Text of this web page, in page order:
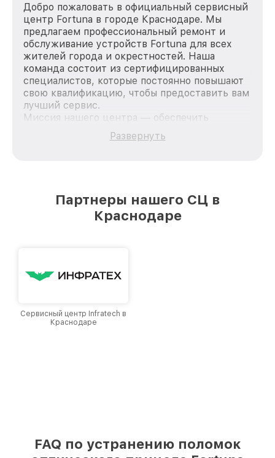
Добро пожаловать в официальный сервисный
центр Fortuna в городе Краснодаре. Мы
предлагаем профессиональный ремонт и
обслуживание устройств Fortuna для всех
жителей города и окрестностей. Наша
команда состоит из сертифицированных
специалистов, которые постоянно повышают
свою квалификацию, чтобы предоставить вам
лучший сервис.
Миссия нашего центра — обеспечить
качественный и доступный ремонт для
каждого пользователя продукции Fortuna, вне
лучшим сервисным центром Fortuna в городе
Краснодаре, постоянно повышая уровень
Развернуть
Партнеры нашего СЦ в
Краснодаре
Сервисный центр Infratech в
Краснодаре
FAQ по устранению поломок